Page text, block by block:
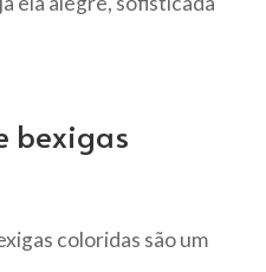
bexigas
coloridas são um